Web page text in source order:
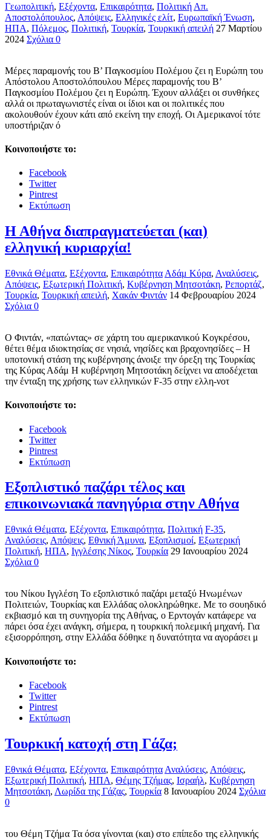
Γεωπολιτική, Εξέχοντα, Επικαιρότητα, Πολιτική Απ.
Αποστολόπουλος, Απόψεις, Ελληνικές ελίτ, Ευρωπαϊκή Ένωση,
ΗΠΑ, Πόλεμος, Πολιτική, Τουρκία, Τουρκική απειλή 27 Μαρτίου
2024 Σχόλια 0
Μέρες παραμονής του Β’ Παγκοσμίου Πολέμου ζει η Ευρώπη του
Απόστολου Αποστολόπουλου Μέρες παραμονής του Β’
Παγκοσμίου Πολέμου ζει η Ευρώπη. Έχουν αλλάξει οι συνθήκες
αλλά οι πρωταγωνιστές είναι οι ίδιοι και οι πολιτικές που
ακολουθούν έχουν κάτι από εκείνη την εποχή. Οι Αμερικανοί τότε
υποστήριζαν ό
Κοινοποιήστε το:
Facebook
Twitter
Pintrest
Εκτύπωση
Η Αθήνα διαπραγματεύεται (και)
ελληνική κυριαρχία!
Εθνικά Θέματα, Εξέχοντα, Επικαιρότητα Αδάμ Κύρα, Αναλύσεις,
Απόψεις, Εξωτερική Πολιτική, Κυβέρνηση Μητσοτάκη, Ρεπορτάζ,
Τουρκία, Τουρκική απειλή, Χακάν Φιντάν 14 Φεβρουαρίου 2024
Σχόλια 0
Ο Φιντάν, «πατώντας» σε χάρτη του αμερικανικού Κογκρέσου,
θέτει θέμα ιδιοκτησίας σε νησιά, νησίδες και βραχονησίδες – Η
υποτονική στάση της κυβέρνησης άνοιξε την όρεξη της Τουρκίας
της Κύρας Αδάμ Η κυβέρνηση Μητσοτάκη δείχνει να αποδέχεται
την ένταξη της χρήσης των ελληνικών F-35 στην ελλη-νοτ
Κοινοποιήστε το:
Facebook
Twitter
Pintrest
Εκτύπωση
Εξοπλιστικό παζάρι τέλος και
επικοινωνιακά πανηγύρια στην Αθήνα
Εθνικά Θέματα, Εξέχοντα, Επικαιρότητα, Πολιτική F-35,
Αναλύσεις, Απόψεις, Εθνική Άμυνα, Εξοπλισμοί, Εξωτερική
Πολιτική, ΗΠΑ, Ιγγλέσης Νίκος, Τουρκία 29 Ιανουαρίου 2024
Σχόλια 0
του Νίκου Ιγγλέση Το εξοπλιστικό παζάρι μεταξύ Ηνωμένων
Πολιτειών, Τουρκίας και Ελλάδας ολοκληρώθηκε. Με το σουηδικό
εκβιασμό και τη συνηγορία της Αθήνας, ο Ερντογάν κατάφερε να
πάρει όσα έχει ανάγκη, σήμερα, η τουρκική πολεμική μηχανή. Για
εξισορρόπηση, στην Ελλάδα δόθηκε η δυνατότητα να αγοράσει μ
Κοινοποιήστε το:
Facebook
Twitter
Pintrest
Εκτύπωση
Τουρκική κατοχή στη Γάζα;
Εθνικά Θέματα, Εξέχοντα, Επικαιρότητα Αναλύσεις, Απόψεις,
Εξωτερική Πολιτική, ΗΠΑ, Θέμης Τζήμας, Ισραήλ, Κυβέρνηση
Μητσοτάκη, Λωρίδα της Γάζας, Τουρκία 8 Ιανουαρίου 2024 Σχόλια
0
του Θέμη Τζήμα Τα όσα γίνονται (και) στο επίπεδο της ελληνικής